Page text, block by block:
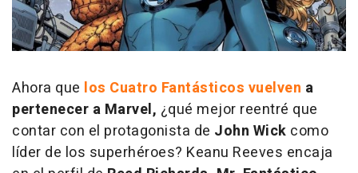
Ahora que los Cuatro Fantásticos vuelven a
pertenecer a Marvel, ¿qué mejor reentré que
contar con el protagonista de John Wick como
líder de los superhéroes? Keanu Reeves encaja